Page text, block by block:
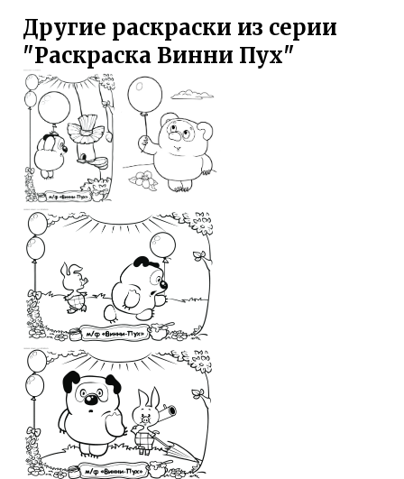
Другие раскраски из серии
"Раскраска Винни Пух"